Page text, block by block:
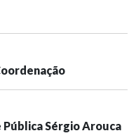
Pública Sérgio Arouca